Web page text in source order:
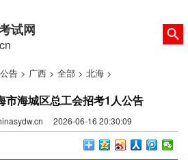
试网
告 > 广西 > 全部 > 北海 >
市海城区总工会招考1人公告
2026-06-16 20:30:09